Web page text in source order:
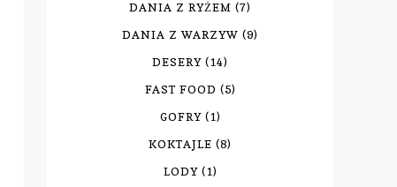
DANIA Z RYŻEM (7)
DANIA Z WARZYW (9)
DESERY (14)
FAST FOOD (5)
GOFRY (1)
KOKTAJLE (8)
LODY (1)